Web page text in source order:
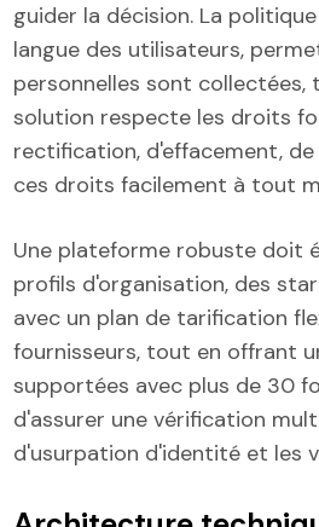
guider la décision. La
langue des utilisateurs,
personnelles sont
solution respecte les droits
rectification, d'effacement,
ces droits facilement à tout
Une plateforme robuste doit
profils d'organisation, des
avec un plan de tarification
fournisseurs, tout en offrant
supportées avec plus de 30
d'assurer une vérification
d'usurpation d'identité et les